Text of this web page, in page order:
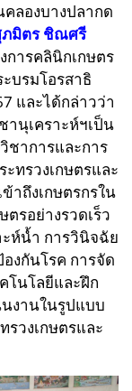
ลองบางปลากด
มิตร ชิณศรี
การคลินิกเกษตร
บรมโอรสาธิ
และได้กล่าวว่า
านุเคราะห์ฯเป็น
ชาการและการ
ทรวงเกษตรและ
าถึงเกษตรกรใน
รอย่างรวดเร็ว
ะห์น้ำ การวินิจฉัย
งกันโรค การจัด
โนโลยีและฝึก
นงานในรูปแบบ
วงเกษตรและ